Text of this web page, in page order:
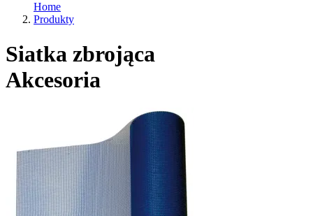
Home
Produkty
Siatka zbrojąca
Akcesoria